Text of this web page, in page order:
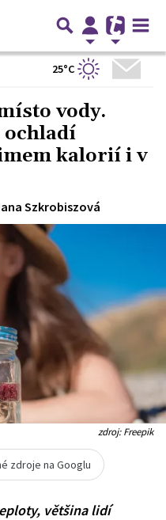
25°C
vody.
ochladí
kalorií i v
Szkrobiszová
zdroj: Freepik
zdroje na Googlu
většina lidí